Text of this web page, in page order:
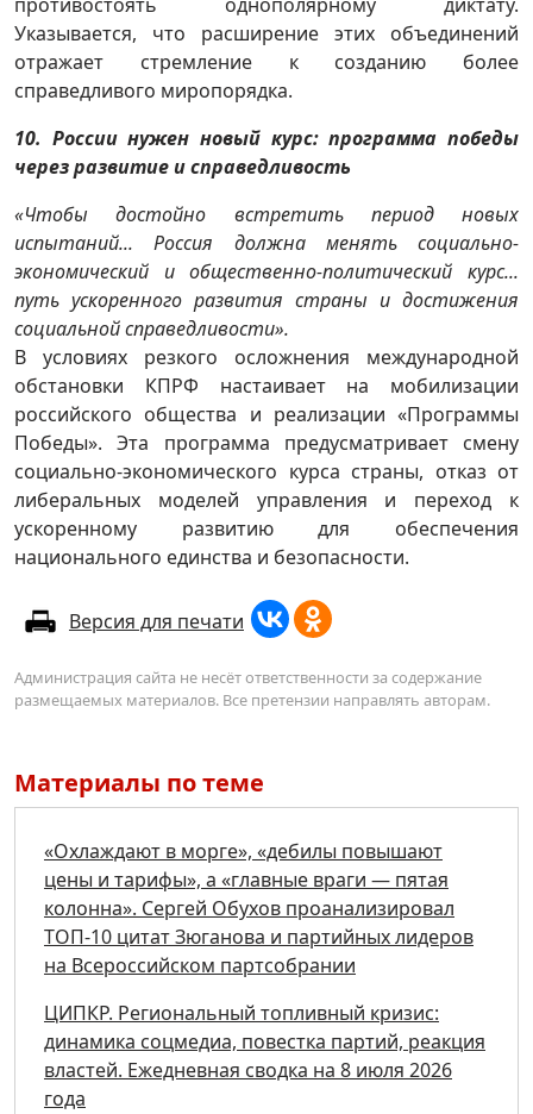
Указывается, что расширение этих объединений
отражает стремление к созданию более
справедливого миропорядка.
10. России нужен новый курс: программа победы
через развитие и справедливость
«Чтобы достойно встретить период новых
испытаний... Россия должна менять социально-
экономический и общественно-политический курс...
путь ускоренного развития страны и достижения
социальной справедливости».
В условиях резкого осложнения международной
обстановки КПРФ настаивает на мобилизации
российского общества и реализации «Программы
Победы». Эта программа предусматривает смену
социально-экономического курса страны, отказ от
либеральных моделей управления и переход к
ускоренному развитию для обеспечения
национального единства и безопасности.
Версия для печати
Администрация сайта не несёт ответственности за содержание
размещаемых материалов. Все претензии направлять авторам.
Материалы по теме
«Охлаждают в морге», «дебилы повышают
цены и тарифы», а «главные враги — пятая
колонна». Сергей Обухов проанализировал
ТОП-10 цитат Зюганова и партийных лидеров
на Всероссийском партсобрании
ЦИПКР. Региональный топливный кризис:
динамика соцмедиа, повестка партий, реакция
властей. Ежедневная сводка на 8 июля 2026
года